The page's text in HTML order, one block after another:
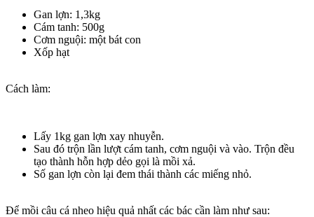
Gan lợn: 1,3kg
Cám tanh: 500g
Cơm nguội: một bát con
Xốp hạt
Cách làm:
Lấy 1kg gan lợn xay nhuyễn.
Sau đó trộn lần lượt cám tanh, cơm nguội và vào. Trộn đều
tạo thành hỗn hợp dẻo gọi là mồi xả.
Số gan lợn còn lại đem thái thành các miếng nhỏ.
Để mồi câu cá nheo hiệu quả nhất các bác cần làm như sau: